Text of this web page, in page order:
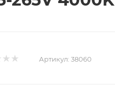
Артикул: 38060